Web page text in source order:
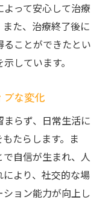
って安心して治療
た、治療終了後に
ことができたとい
しています。
ブな変化
らず、日常生活に
たらします。ま
自信が生まれ、人
より、社交的な場
ョン能力が向上し